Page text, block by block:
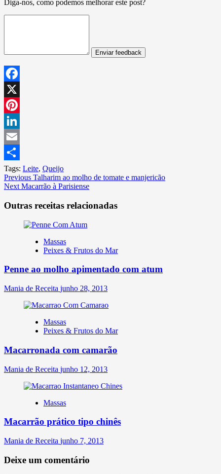
Diga-nos, como podemos melhorar este post?
Enviar feedback
Facebook
X
Pinterest
LinkedIn
Email
Share
Tags: Leite, Queijo
Continue
Reading
Previous Talharim ao molho de tomate e manjericão
Next Macarrão à Parisiense
Outras receitas relacionadas
Massas
Peixes & Frutos do Mar
Penne ao molho apimentado com atum
Mania de Receita junho 28, 2013
Massas
Peixes & Frutos do Mar
Macarronada com camarão
Mania de Receita junho 12, 2013
Massas
Macarrão prático tipo chinês
Mania de Receita junho 7, 2013
Deixe um comentário